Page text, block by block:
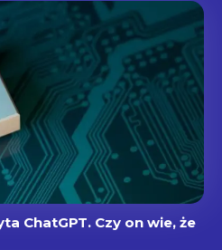
ChatGPT. Czy on wie, że